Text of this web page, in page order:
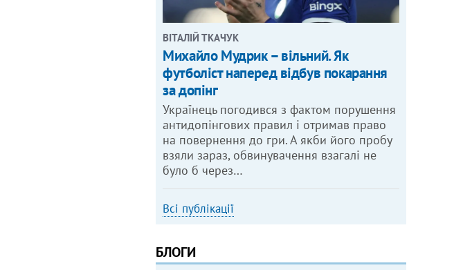
ВІТАЛІЙ ТКАЧУК
Михайло Мудрик – вільний. Як
футболіст наперед відбув покарання
за допінг
Українець погодився з фактом порушення
антидопінгових правил і отримав право
на повернення до гри. А якби його пробу
взяли зараз, обвинувачення взагалі не
було б через…
Всі публікації
БЛОГИ